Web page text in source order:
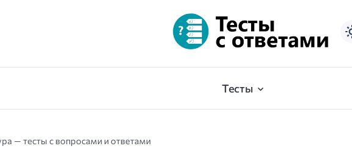
Тесты
— тесты с вопросами и ответами